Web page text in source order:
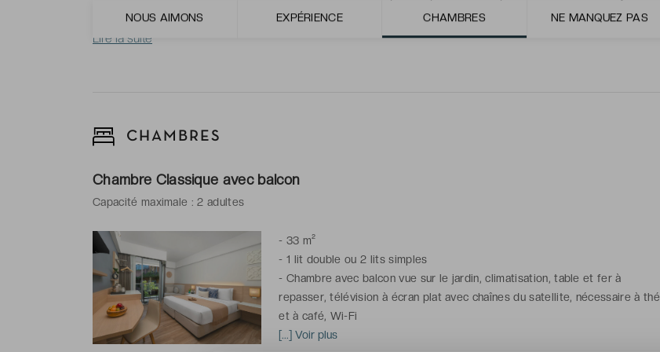
NOUS AIMONS EXPÉRIENCE CHAMBRES NE MANQUEZ PAS
Lire la suite
CHAMBRES
Chambre Classique avec balcon
Capacité maximale : 2 adultes
- 33 m²
- 1 lit double ou 2 lits simples
- Chambre avec balcon vue sur le jardin, climatisation, table et fer à
repasser, télévision à écran plat avec chaînes du satellite, nécessaire à thé
et à café, Wi-Fi
-Salle de bains avec douche à effet pluie, toilettes, sèche-cheveux,
[...] Voir plus